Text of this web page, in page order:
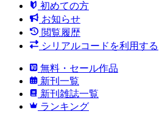
初めての方
お知らせ
閲覧履歴
シリアルコードを利用する
無料・セール作品
新刊一覧
新刊雑誌一覧
ランキング